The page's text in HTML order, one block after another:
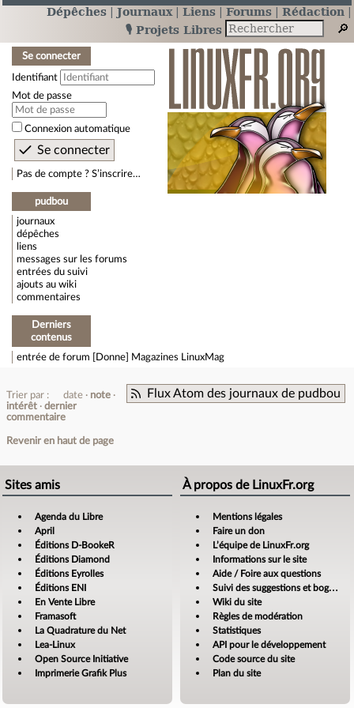
Dépêches Journaux Liens Forums
Rédaction
🎙️ Projets Libres
Se connecter
Identifiant
Mot de passe
Connexion automatique
Pas de compte ? S’inscrire…
pudbou
journaux
dépêches
liens
messages sur les forums
entrées du suivi
ajouts au wiki
commentaires
Derniers
contenus
entrée de forum [Donne] Magazines LinuxMag
Flux Atom des journaux de pudbou
Trier par : date
note
intérêt
dernier
commentaire
Revenir en haut de page
Sites amis
Agenda du Libre
April
Éditions D-BookeR
Éditions Diamond
Éditions Eyrolles
Éditions ENI
En Vente Libre
Framasoft
La Quadrature du Net
Lea-Linux
Open Source Initiative
Imprimerie Grafik Plus
À propos de LinuxFr.org
Mentions légales
Faire un don
L’équipe de LinuxFr.org
Informations sur le site
Aide / Foire aux questions
Suivi des suggestions et bogues
Wiki du site
Règles de modération
Statistiques
API pour le développement
Code source du site
Plan du site